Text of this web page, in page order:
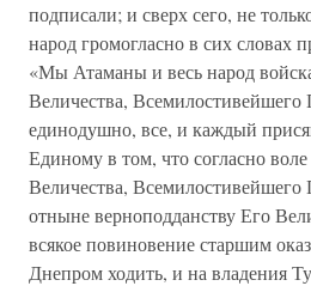
подписали; и сверх сего, не
народ громогласно в сих словах
«Мы Атаманы и весь народ
Величества, Всемилостивейшего
единодушно, все, и каждый
Единому в том, что согласно
Величества, Всемилостивейшего
отныне верноподданству Его
всякое повиновение старшим
Днепром ходить, и на владения